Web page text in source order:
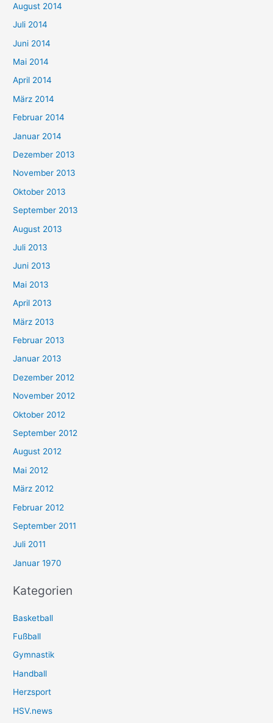
August 2014
Juli 2014
Juni 2014
Mai 2014
April 2014
März 2014
Februar 2014
Januar 2014
Dezember 2013
November 2013
Oktober 2013
September 2013
August 2013
Juli 2013
Juni 2013
Mai 2013
April 2013
März 2013
Februar 2013
Januar 2013
Dezember 2012
November 2012
Oktober 2012
September 2012
August 2012
Mai 2012
März 2012
Februar 2012
September 2011
Juli 2011
Januar 1970
Kategorien
Basketball
Fußball
Gymnastik
Handball
Herzsport
HSV.news